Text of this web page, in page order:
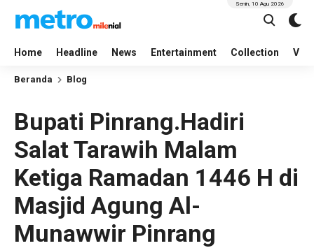
Home Headline News Entertainment Collection
Senin, 10 Agu 2026
Beranda Blog
Bupati Pinrang.Hadiri
Salat Tarawih Malam
Ketiga Ramadan 1446 H di
Masjid Agung Al-
Munawwir Pinrang